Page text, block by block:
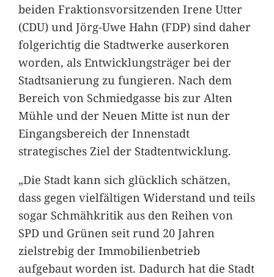
beiden Fraktionsvorsitzenden Irene Utter
(CDU) und Jörg-Uwe Hahn (FDP) sind daher
folgerichtig die Stadtwerke auserkoren
worden, als Entwicklungsträger bei der
Stadtsanierung zu fungieren. Nach dem
Bereich von Schmiedgasse bis zur Alten
Mühle und der Neuen Mitte ist nun der
Eingangsbereich der Innenstadt
strategisches Ziel der Stadtentwicklung.
„Die Stadt kann sich glücklich schätzen,
dass gegen vielfältigen Widerstand und teils
sogar Schmähkritik aus den Reihen von
SPD und Grünen seit rund 20 Jahren
zielstrebig der Immobilienbetrieb
aufgebaut worden ist. Dadurch hat die Stadt